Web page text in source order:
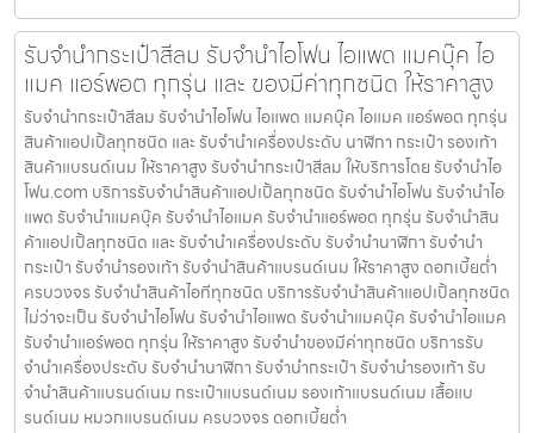
รับจำนำกระเป๋าสีลม รับจำนำไอโฟน ไอแพด แมคบุ๊ค ไอ
แมค แอร์พอต ทุกรุ่น และ ของมีค่าทุกชนิด ให้ราคาสูง
รับจำนำกระเป๋าสีลม รับจำนำไอโฟน ไอแพด แมคบุ๊ค ไอแมค แอร์พอต ทุกรุ่น
สินค้าแอปเปิ้ลทุกชนิด และ รับจำนำเครื่องประดับ นาฬิกา กระเป๋า รองเท้า
สินค้าแบรนด์เนม ให้ราคาสูง รับจำนำกระเป๋าสีลม ให้บริการโดย รับจํานําไอ
โฟน.com บริการรับจำนำสินค้าแอปเปิ้ลทุกชนิด รับจำนำไอโฟน รับจำนำไอ
แพด รับจำนำแมคบุ๊ค รับจำนำไอแมค รับจำนำแอร์พอต ทุกรุ่น รับจำนำสิน
ค้าแอปเปิ้ลทุกชนิด และ รับจำนำเครื่องประดับ รับจำนำนาฬิกา รับจำนำ
กระเป๋า รับจำนำรองเท้า รับจำนำสินค้าแบรนด์เนม ให้ราคาสูง ดอกเบี้ยต่ำ
ครบวงจร รับจำนำสินค้าไอทีทุกชนิด บริการรับจำนำสินค้าแอปเปิ้ลทุกชนิด
ไม่ว่าจะเป็น รับจำนำไอโฟน รับจำนำไอแพด รับจำนำแมคบุ๊ค รับจำนำไอแมค
รับจำนำแอร์พอต ทุกรุ่น ให้ราคาสูง รับจำนำของมีค่าทุกชนิด บริการรับ
จำนำเครื่องประดับ รับจำนำนาฬิกา รับจำนำกระเป๋า รับจำนำรองเท้า รับ
จำนำสินค้าแบรนด์เนม กระเป๋าแบรนด์เนม รองเท้าแบรนด์เนม เสื้อแบ
รนด์เนม หมวกแบรนด์เนม ครบวงจร ดอกเบี้ยต่ำ